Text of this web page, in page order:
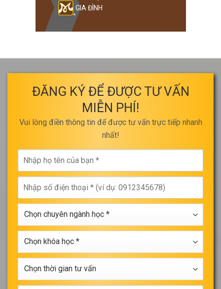
GIA ĐÌNH
ĐĂNG KÝ ĐỂ ĐƯỢC TƯ VẤN
MIỄN PHÍ!
Vui lòng điền thông tin để được tư vấn trực tiếp nhanh
nhất!
họ
tên
của
bạn
*
số
điện
thoại
chuyên
ngành
học
khóa
học
thời
gian